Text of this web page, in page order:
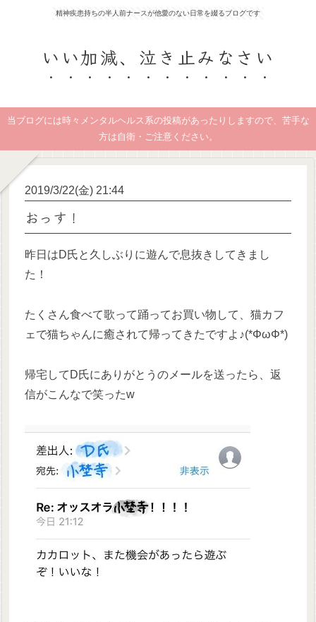
精神疾患持ちの半人前ナースが他愛のない日常を綴るブログです
いい加減、泣き止みなさい
当ブログには時々メンタルヘルス系の投稿があったりしますので、苦手な
方は自衛・ご注意ください。
2019/3/22(金) 21:44
おっす！
昨日はD氏と久しぶりに遊んで息抜きしてきまし
た！
たくさん食べて歌って踊ってお買い物して、猫カフ
ェで猫ちゃんに癒されて帰ってきたですよ♪(*ΦωΦ*)
帰宅してD氏にありがとうのメールを送ったら、返
信がこんなで笑ったw